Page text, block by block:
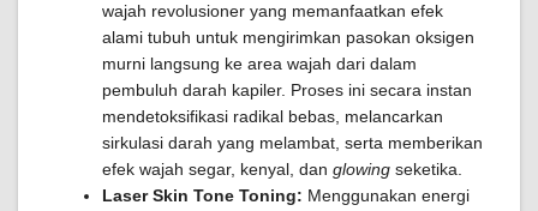
wajah revolusioner yang memanfaatkan efek
alami tubuh untuk mengirimkan pasokan oksigen
murni langsung ke area wajah dari dalam
pembuluh darah kapiler. Proses ini secara instan
mendetoksifikasi radikal bebas, melancarkan
sirkulasi darah yang melambat, serta memberikan
efek wajah segar, kenyal, dan glowing seketika.
Laser Skin Tone Toning: Menggunakan energi